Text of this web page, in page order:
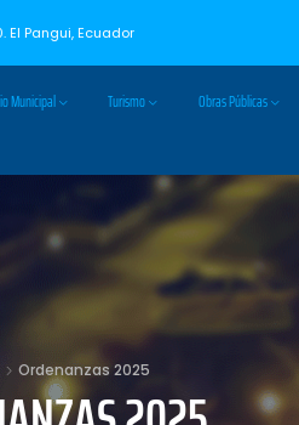
El Pangui, Ecuador
Municipal Turismo Obras Públicas
Ordenanzas 2025